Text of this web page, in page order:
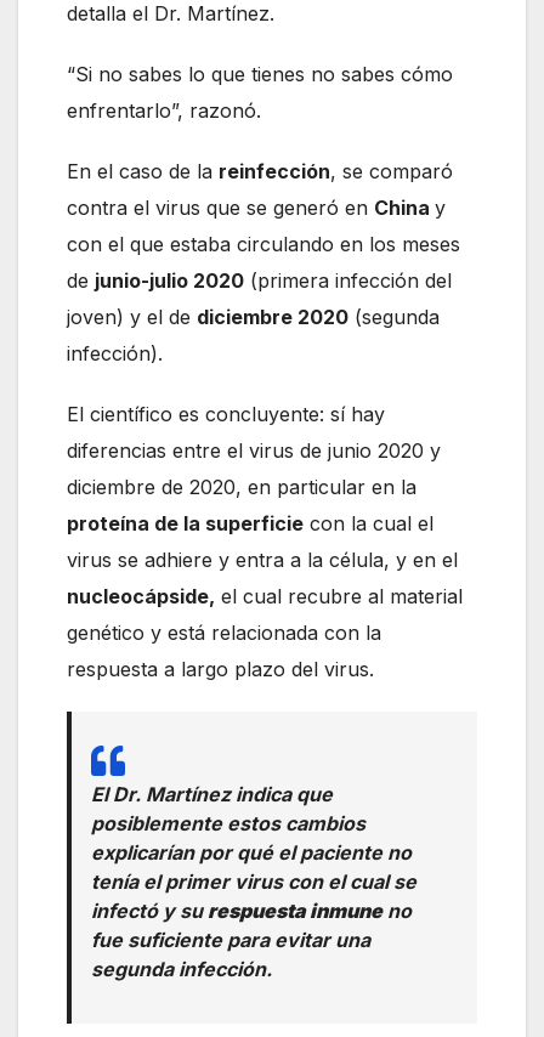
detalla el Dr. Martínez.
“Si no sabes lo que tienes no sabes cómo
enfrentarlo”, razonó.
En el caso de la reinfección, se comparó
contra el virus que se generó en China y
con el que estaba circulando en los meses
de junio-julio 2020 (primera infección del
joven) y el de diciembre 2020 (segunda
infección).
El científico es concluyente: sí hay
diferencias entre el virus de junio 2020 y
diciembre de 2020, en particular en la
proteína de la superficie con la cual el
virus se adhiere y entra a la célula, y en el
nucleocápside, el cual recubre al material
genético y está relacionada con la
respuesta a largo plazo del virus.
El Dr. Martínez indica que
posiblemente estos cambios
explicarían por qué el paciente no
tenía el primer virus con el cual se
infectó y su respuesta inmuneno
fue suficiente para evitar una
segunda infección.